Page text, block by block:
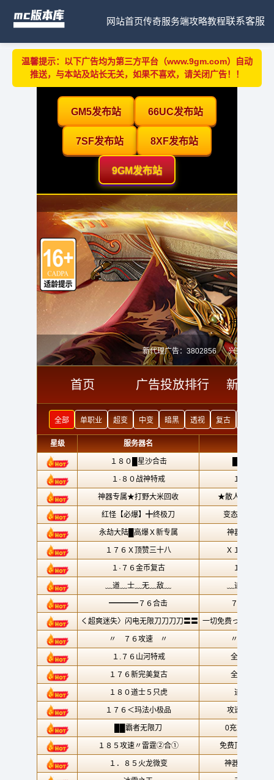
网站首页传奇服务端攻略教程联系客服
温馨提示：以下广告均为第三方平台（www.9gm.com）自动
推送，与本站及站长无关，如果不喜欢，请关闭广告！！